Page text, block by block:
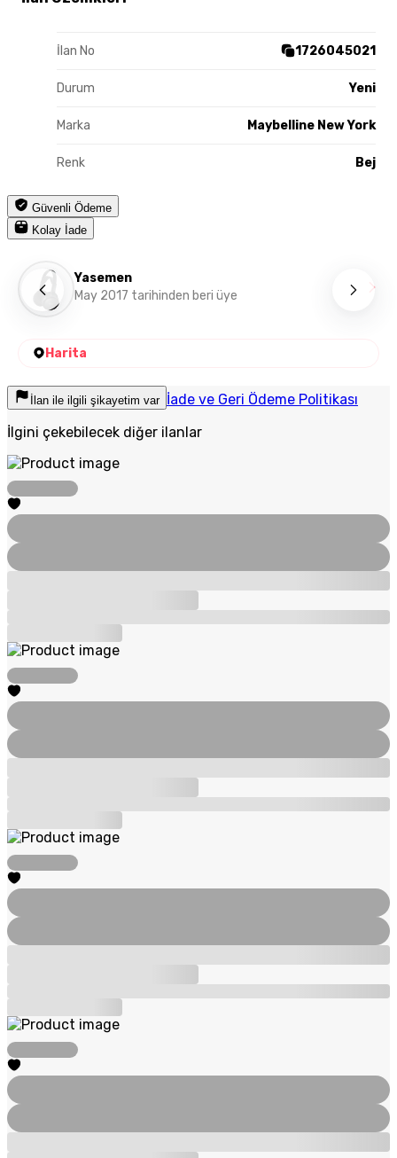
İlan No 1726045021
Durum Yeni
Marka Maybelline New York
Renk Bej
Güvenli Ödeme
Kolay İade
Yasemen
May 2017 tarihinden beri üye
Harita
İlan ile ilgili şikayetim var İade ve Geri Ödeme Politikası
İlgini çekebilecek diğer ilanlar